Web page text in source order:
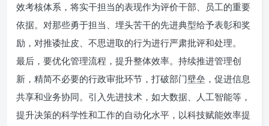
效考核体系，将实干担当的表现作为评价干部、员工的重要
依据。对那些勇于担当、埋头苦干的先进典型给予表彰和奖
励，对推诿扯皮、不思进取的行为进行严肃批评和处理。
最后，要优化管理流程，提升整体效率。持续推进管理创
新，精简不必要的行政审批环节，打破部门壁垒，促进信息
共享和业务协同。引入先进技术，如大数据、人工智能等，
提升决策的科学性和工作的自动化水平，以科技赋能效率提